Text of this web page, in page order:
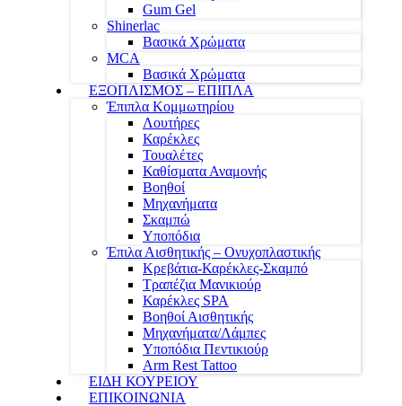
Gum Gel
Shinerlac
Βασικά Χρώματα
MCA
Βασικά Χρώματα
ΕΞΟΠΛΙΣΜΟΣ – ΕΠΙΠΛΑ
Έπιπλα Κομμωτηρίου
Λουτήρες
Καρέκλες
Τουαλέτες
Καθίσματα Αναμονής
Βοηθοί
Μηχανήματα
Σκαμπώ
Υποπόδια
Έπιλα Αισθητικής – Ονυχοπλαστικής
Κρεβάτια-Καρέκλες-Σκαμπό
Τραπέζια Μανικιούρ
Καρέκλες SPA
Βοηθοί Αισθητικής
Μηχανήματα/Λάμπες
Υποπόδια Πεντικιούρ
Arm Rest Tattoo
ΕΙΔΗ ΚΟΥΡΕΙΟΥ
ΕΠΙΚΟΙΝΩΝΙΑ